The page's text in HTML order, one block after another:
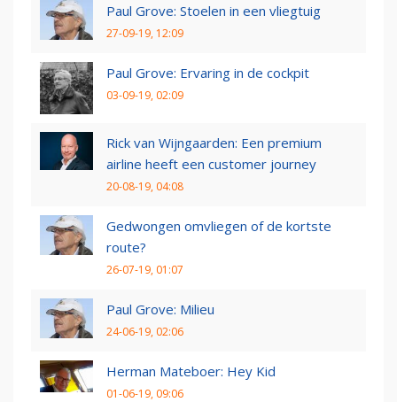
Paul Grove: Stoelen in een vliegtuig
27-09-19, 12:09
Paul Grove: Ervaring in de cockpit
03-09-19, 02:09
Rick van Wijngaarden: Een premium
airline heeft een customer journey
20-08-19, 04:08
Gedwongen omvliegen of de kortste
route?
26-07-19, 01:07
Paul Grove: Milieu
24-06-19, 02:06
Herman Mateboer: Hey Kid
01-06-19, 09:06